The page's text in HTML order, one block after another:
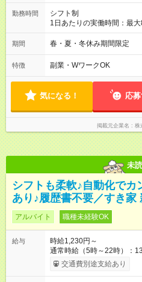
勤務時間
シフト制
1日あたりの実働時間：最
2h～OK ＜シフト例＞ 〇朝
後帯 14:00-18:00 〇夜帯
ます♪
期間 春・夏・冬休み期間限定
特徴 副業・WワークOK
気になる！ 応
掲載元企業名 株
未読
シフトも柔軟♪自動化で
あり♪履歴書不要／すき家
アルバイト 職種未経験OK
給与
時給1,230円～
通常時給（5時～22時）：
1663円 高校生時給：1230円 【特別手当】早朝手当（5：00-9：
00）時給+150円 【試用期間】試用期間あり 試用期間の長さ：1
交通費別途支給あり